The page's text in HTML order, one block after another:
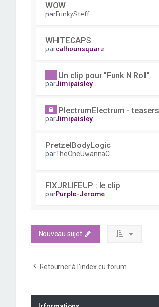
WOW
parFunkySteff
WHITECAPS
parcalhounsquare
Un clip pour "Funk N Roll"
parJimipaisley
PlectrumElectrum - teasers
parJimipaisley
PretzelBodyLogic
parTheOneUwannaC
FIXURLIFEUP : le clip
parPurple-Jerome
Nouveau sujet
Retourner à l’index du forum